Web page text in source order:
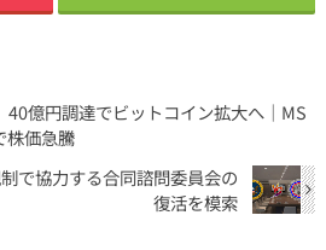
40億円調達でビットコイン拡大へ｜MS
株価急騰
で協力する合同諮問委員会の
復活を模索